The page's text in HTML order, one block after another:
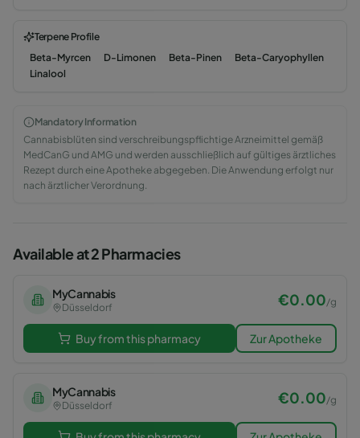
Terpene Profile
Beta-Myrcen
D-Limonen Beta-Pinen
Beta-Caryophyllen
Linalool
Mandatory Information
Cannabisblüten sind verschreibungspflichtige Arzneimittel gemäß
MedCanG und AMG und werden ausschließlich auf gültiges ärztliches
Rezept durch eine Apotheke abgegeben. Die Anwendung erfolgt nur
nach ärztlicher Verordnung.
Available at 2 Pharmacies
MyCannabis
Düsseldorf €0.00/g
Buy from this pharmacy Zur Apotheke
MyCannabis
Düsseldorf €0.00/g